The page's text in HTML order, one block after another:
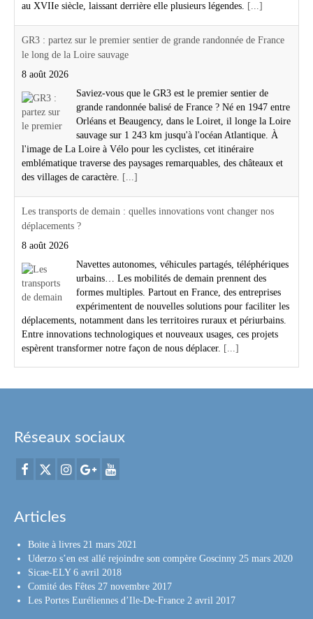
au XVIIe siècle, laissant derrière elle plusieurs légendes. [...]
GR3 : partez sur le premier sentier de grande randonnée de France
le long de la Loire sauvage
8 août 2026
Saviez-vous que le GR3 est le premier sentier de
grande randonnée balisé de France ? Né en 1947 entre
Orléans et Beaugency, dans le Loiret, il longe la Loire
sauvage sur 1 243 km jusqu'à l'océan Atlantique. À
l'image de La Loire à Vélo pour les cyclistes, cet itinéraire
emblématique traverse des paysages remarquables, des châteaux et
des villages de caractère. [...]
Les transports de demain : quelles innovations vont changer nos
déplacements ?
8 août 2026
Navettes autonomes, véhicules partagés, téléphériques
urbains… Les mobilités de demain prennent des
formes multiples. Partout en France, des entreprises
expérimentent de nouvelles solutions pour faciliter les
déplacements, notamment dans les territoires ruraux et périurbains.
Entre innovations technologiques et nouveaux usages, ces projets
espèrent transformer notre façon de nous déplacer. [...]
Réseaux sociaux
Articles
Boite à livres 21 mars 2021
Uderzo s’en est allé rejoindre son compère Goscinny 25 mars 2020
Sicae-ELY 6 avril 2018
Comité des Fêtes 27 novembre 2017
Les Portes Euréliennes d’Ile-De-France 2 avril 2017